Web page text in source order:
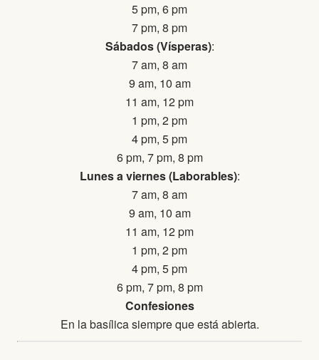
5 pm, 6 pm
7 pm, 8 pm
Sábados (Vísperas):
7 am, 8 am
9 am, 10 am
11 am, 12 pm
1 pm, 2 pm
4 pm, 5 pm
6 pm, 7 pm, 8 pm
Lunes a viernes (Laborables):
7 am, 8 am
9 am, 10 am
11 am, 12 pm
1 pm, 2 pm
4 pm, 5 pm
6 pm, 7 pm, 8 pm
Confesiones
En la basílica siempre que está abierta.